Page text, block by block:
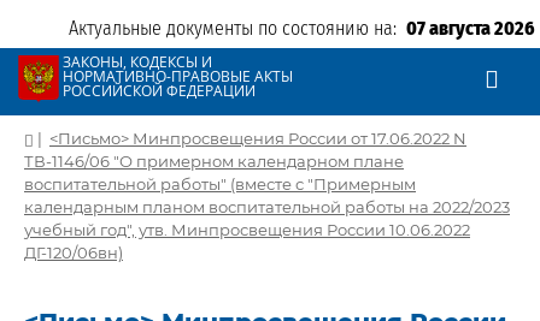
Актуальные документы по состоянию на: 07 августа 2026
ЗАКОНЫ, КОДЕКСЫ И
НОРМАТИВНО-ПРАВОВЫЕ АКТЫ
РОССИЙСКОЙ ФЕДЕРАЦИИ
| <Письмо> Минпросвещения России от 17.06.2022 N
ТВ-1146/06 "О примерном календарном плане
воспитательной работы" (вместе с "Примерным
календарным планом воспитательной работы на 2022/2023
учебный год", утв. Минпросвещения России 10.06.2022
ДГ-120/06вн)